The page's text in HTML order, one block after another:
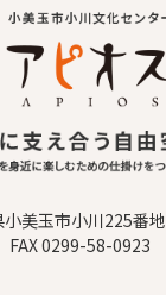
美玉市小川225番地
0299-58-0923